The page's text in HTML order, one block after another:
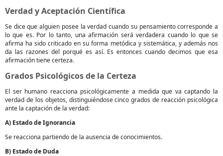
Verdad y Aceptación Científica
Se dice que alguien posee la verdad cuando su pensamiento corresponde a
lo que es. Por lo tanto, una afirmación será verdadera cuando lo que se
afirma ha sido criticado en su forma metódica y sistemática, y además nos
da las razones del porqué es así. Es entonces cuando decimos que esa
afirmación tiene certeza.
Grados Psicológicos de la Certeza
El ser humano reacciona psicológicamente a medida que va captando la
verdad de los objetos, distinguiéndose cinco grados de reacción psicológica
ante la captación de la verdad:
A) Estado de Ignorancia
Se reacciona partiendo de la ausencia de conocimientos.
B) Estado de Duda